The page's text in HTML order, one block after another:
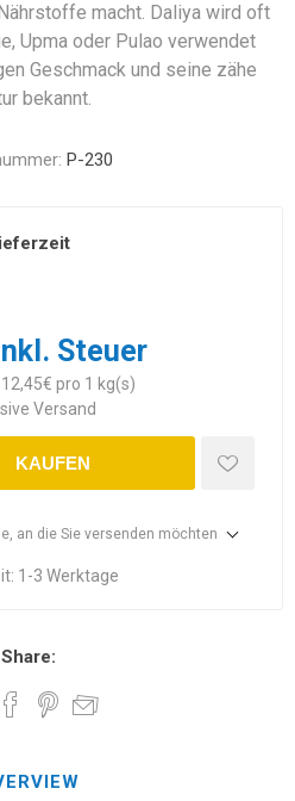
macht. Daliya wird oft
Upma oder Pulao verwendet
Geschmack und seine zähe
bekannt.
P-230
Steuer
pro 1 kg(s)
Versand
KAUFEN
an die Sie versenden möchten
1-3 Werktage
Share: